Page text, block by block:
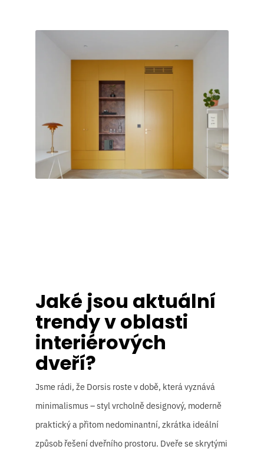
Jaké jsou aktuální
trendy v oblasti
interiérových
dveří?
Jsme rádi, že Dorsis roste v době, která vyznává
minimalismus – styl vrcholně designový, moderně
praktický a přitom nedominantní, zkrátka ideální
způsob řešení dveřního prostoru. Dveře se skrytými